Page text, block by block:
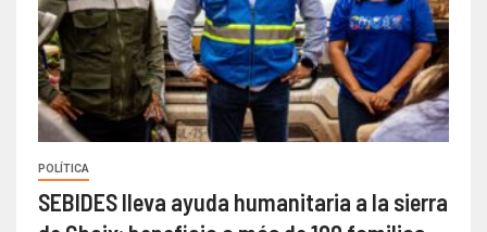
POLÍTICA
SEBIDES lleva ayuda humanitaria a la sierra